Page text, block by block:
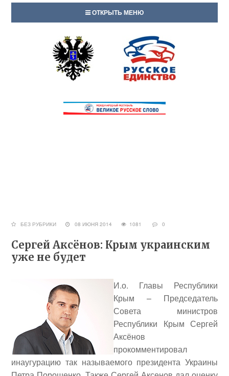
ОТКРЫТЬ МЕНЮ
БЕЗ РУБРИКИ 08 ИЮНЯ 2014 1081 0
Сергей Аксёнов: Крым украинским
уже не будет
И.о. Главы Республики
Крым – Председатель
Совета министров
Республики Крым Сергей
Аксёнов
прокомментировал
инаугурацию так называемого президента Украины